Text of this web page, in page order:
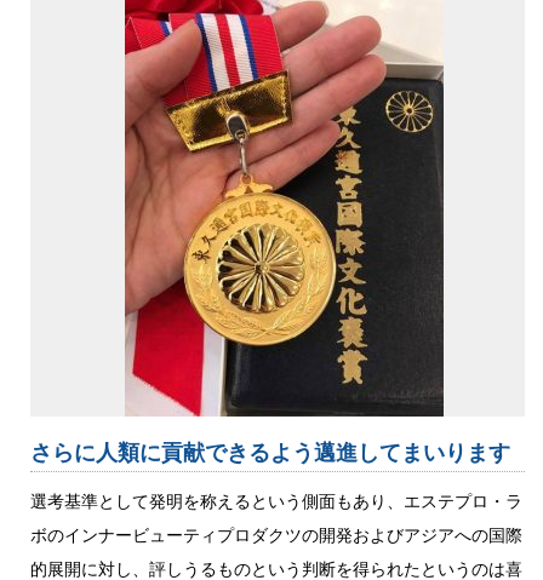
さらに人類に貢献できるよう邁進してまいります
選考基準として発明を称えるという側面もあり、エステプロ・ラ
ボのインナービューティプロダクツの開発およびアジアへの国際
的展開に対し、評しうるものという判断を得られたというのは喜